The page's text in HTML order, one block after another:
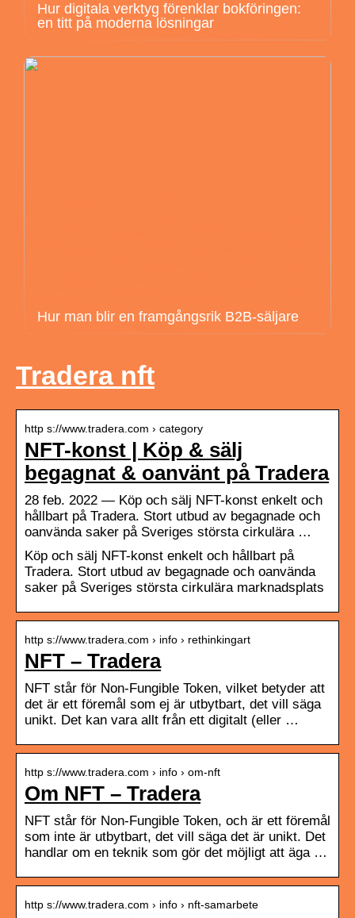
Hur digitala verktyg förenklar bokföringen:
en titt på moderna lösningar
Hur man blir en framgångsrik B2B-säljare
Tradera nft
http s://www.tradera.com › category
NFT-konst | Köp & sälj
begagnat & oanvänt på Tradera
28 feb. 2022 — Köp och sälj NFT-konst enkelt och
hållbart på Tradera. Stort utbud av begagnade och
oanvända saker på Sveriges största cirkulära …
Köp och sälj NFT-konst enkelt och hållbart på
Tradera. Stort utbud av begagnade och oanvända
saker på Sveriges största cirkulära marknadsplats
http s://www.tradera.com › info › rethinkingart
NFT – Tradera
NFT står för Non-Fungible Token, vilket betyder att
det är ett föremål som ej är utbytbart, det vill säga
unikt. Det kan vara allt från ett digitalt (eller …
http s://www.tradera.com › info › om-nft
Om NFT – Tradera
NFT står för Non-Fungible Token, och är ett föremål
som inte är utbytbart, det vill säga det är unikt. Det
handlar om en teknik som gör det möjligt att äga …
http s://www.tradera.com › info › nft-samarbete